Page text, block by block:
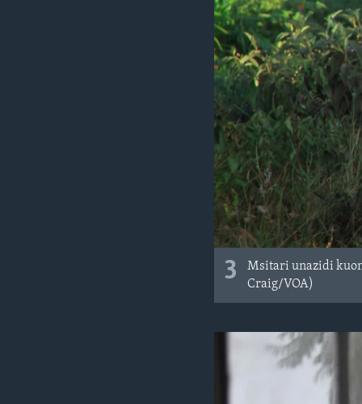
3
Msitari unazidi
Craig/VOA)